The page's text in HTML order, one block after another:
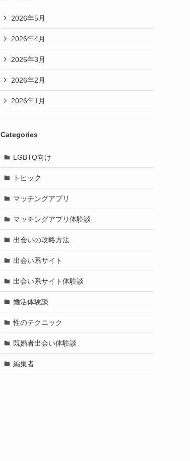
2026年5月
2026年4月
2026年3月
2026年2月
2026年1月
Categories
LGBTQ向け
トピック
マッチングアプリ
マッチングアプリ体験談
出会いの攻略方法
出会い系サイト
出会い系サイト体験談
婚活体験談
性のテクニック
既婚者出会い体験談
編集者